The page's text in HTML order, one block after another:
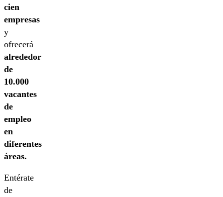
cien
empresas
y
ofrecerá
alrededor
de
10.000
vacantes
de
empleo
en
diferentes
áreas.
Entérate
de